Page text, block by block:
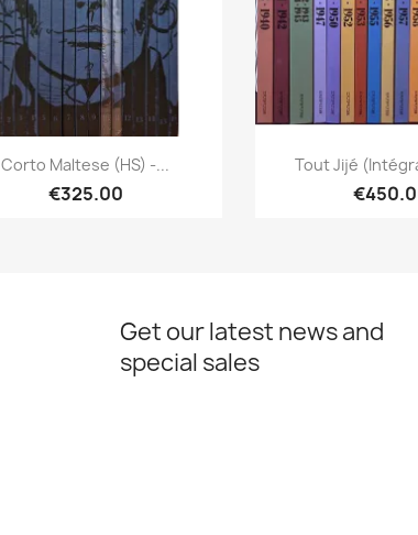
Quick view
Corto Maltese (HS) -...
€325.00
 Quick
Tout Jijé
Get our latest news and
special sales